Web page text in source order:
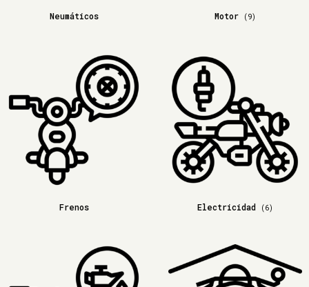
Neumáticos Motor (9)
Frenos Electricidad (6)